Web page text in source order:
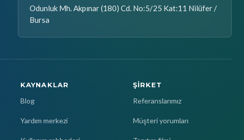
Odunluk Mh. Akpınar (180) Cd. No:5/25 Kat:11 Nilüfer /
Bursa
KAYNAKLAR
Blog
Yardım merkezi
ŞIRKET
Referanslarımız
Müşteri yorumları